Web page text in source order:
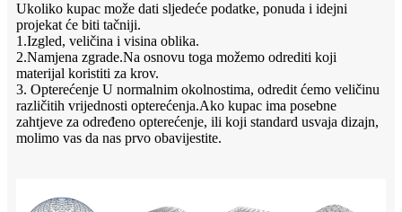
Ukoliko kupac može dati sljedeće podatke, ponuda i idejni
projekat će biti tačniji.
1.Izgled, veličina i visina oblika.
2.Namjena zgrade.Na osnovu toga možemo odrediti koji
materijal koristiti za krov.
3. Opterećenje U normalnim okolnostima, odredit ćemo veličinu
različitih vrijednosti opterećenja.Ako kupac ima posebne
zahtjeve za određeno opterećenje, ili koji standard usvaja dizajn,
molimo vas da nas prvo obavijestite.